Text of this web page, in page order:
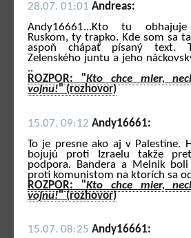
28.07. 01:01 Andreas:
Andy16661...Kto tu
Ruskom, ty trapko. Kde som sa
aspoň chápať písaný text.
Zelenského juntu a jeho
..
ROZPOR: "Kto chce mier,
vojnu!" (rozhovor)
15.07. 09:12 Andy16661:
To je presne ako aj v Palestíne.
bojujú proti Izraelu takže
podpora. Bandera a Melnik
proti komunistom na ktorích sa
ROZPOR: "Kto chce mier,
vojnu!" (rozhovor)
15.07. 08:25 Andy16661: